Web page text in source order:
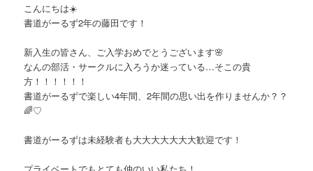
こんにちは☀️
書道がーるず2年の藤田です！
新入生の皆さん、ご入学おめでとうございます🌸
なんの部活・サークルに入ろうか迷っている…そこの貴
方！！！！！！
書道がーるずで楽しい4年間、2年間の思い出を作りませんか？？
🌈♡
書道がーるずは未経験者も大大大大大大大歓迎です！